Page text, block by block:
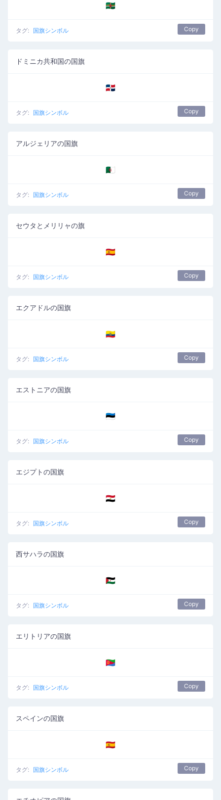
🇩🇲
タグ: 国旗シンボル Copy
ドミニカ共和国の国旗
🇩🇴
タグ: 国旗シンボル Copy
アルジェリアの国旗
🇩🇿
タグ: 国旗シンボル Copy
セウタとメリリャの旗
🇪🇦
タグ: 国旗シンボル Copy
エクアドルの国旗
🇪🇨
タグ: 国旗シンボル Copy
エストニアの国旗
🇪🇪
タグ: 国旗シンボル Copy
エジプトの国旗
🇪🇬
タグ: 国旗シンボル Copy
西サハラの国旗
🇪🇭
タグ: 国旗シンボル Copy
エリトリアの国旗
🇪🇷
タグ: 国旗シンボル Copy
スペインの国旗
🇪🇸
タグ: 国旗シンボル Copy